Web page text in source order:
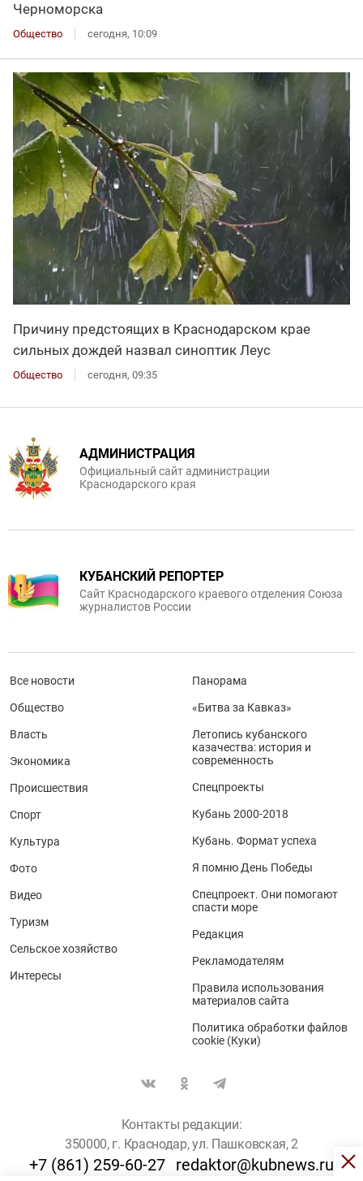
Черноморска
Общество сегодня, 10:09
Причину предстоящих в Краснодарском крае
сильных дождей назвал синоптик Леус
Общество сегодня, 09:35
АДМИНИСТРАЦИЯ
Официальный сайт администрации
Краснодарского края
КУБАНСКИЙ РЕПОРТЕР
Сайт Краснодарского краевого отделения Союза
журналистов России
Все новости
Общество
Власть
Экономика
Происшествия
Спорт
Культура
Фото
Видео
Туризм
Сельское хозяйство
Интересы
Панорама
«Битва за Кавказ»
Летопись кубанского
казачества: история и
современность
Спецпроекты
Кубань 2000-2018
Кубань. Формат успеха
Я помню День Победы
Спецпроект. Они помогают
спасти море
Редакция
Рекламодателям
Правила использования
материалов сайта
Политика обработки файлов
cookie (Куки)
Контакты редакции:
350000, г. Краснодар, ул. Пашковская, 2
+7 (861) 259-60-27 redaktor@kubnews.ru